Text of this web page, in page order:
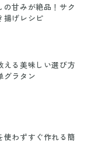
の甘みが絶品！サク
揚げレシピ
える美味しい選び方
グラタン
使わずすぐ作れる簡